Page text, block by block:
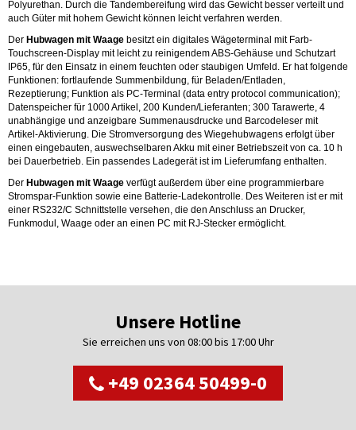
Polyurethan. Durch die Tandembereifung wird das Gewicht besser verteilt und
auch Güter mit hohem Gewicht können leicht verfahren werden.
Der Hubwagen mit Waage besitzt ein digitales Wägeterminal mit Farb-
Touchscreen-Display mit leicht zu reinigendem ABS-Gehäuse und Schutzart
IP65, für den Einsatz in einem feuchten oder staubigen Umfeld. Er hat folgende
Funktionen: fortlaufende Summenbildung, für Beladen/Entladen,
Rezeptierung; Funktion als PC-Terminal (data entry protocol communication);
Datenspeicher für 1000 Artikel, 200 Kunden/Lieferanten; 300 Tarawerte, 4
unabhängige und anzeigbare Summenausdrucke und Barcodeleser mit
Artikel-Aktivierung. Die Stromversorgung des Wiegehubwagens erfolgt über
einen eingebauten, auswechselbaren Akku mit einer Betriebszeit von ca. 10 h
bei Dauerbetrieb. Ein passendes Ladegerät ist im Lieferumfang enthalten.
Der Hubwagen mit Waage verfügt außerdem über eine programmierbare
Stromspar-Funktion sowie eine Batterie-Ladekontrolle. Des Weiteren ist er mit
einer RS232/C Schnittstelle versehen, die den Anschluss an Drucker,
Funkmodul, Waage oder an einen PC mit RJ-Stecker ermöglicht.
Unsere Hotline
Sie erreichen uns von 08:00 bis 17:00 Uhr
+49 02364 50499-0